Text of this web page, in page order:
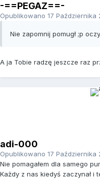
-==PEGAZ==-
Opublikowano 17 Października
Nie zapomnij pomugł ;p
A ja Tobie radzę jeszcze raz
adi-000
Opublikowano 17 Października
Nie pomagałem dla samego
Każdy z nas kiedyś zaczynał i